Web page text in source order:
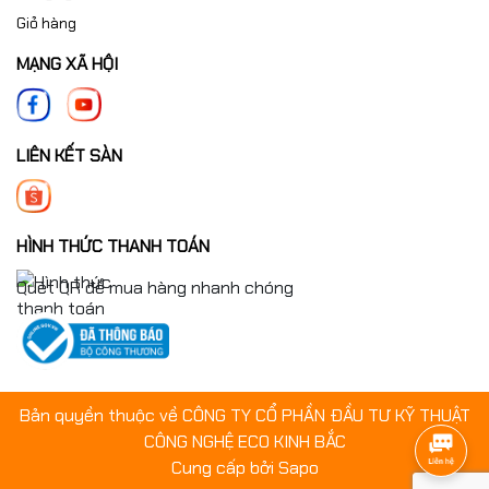
Giỏ hàng
MẠNG XÃ HỘI
LIÊN KẾT SÀN
HÌNH THỨC THANH TOÁN
Quét QR để mua hàng nhanh chóng
Bản quyền thuộc về CÔNG TY CỔ PHẦN ĐẦU TƯ KỸ THUẬT
CÔNG NGHỆ ECO KINH BẮC
Cung cấp bởi Sapo